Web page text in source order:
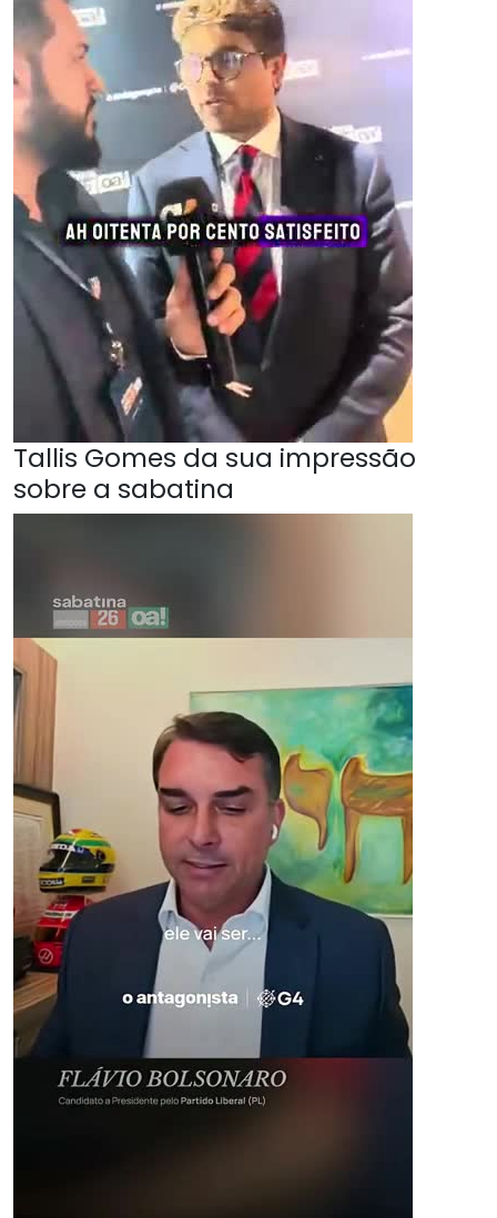
Tallis Gomes da sua impressão
sobre a sabatina